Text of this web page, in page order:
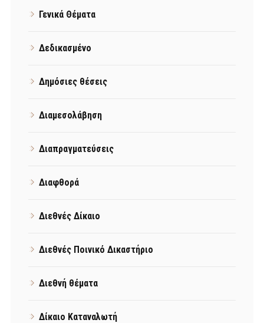
Γενικά Θέματα
Δεδικασμένο
Δημόσιες θέσεις
Διαμεσολάβηση
Διαπραγματεύσεις
Διαφθορά
Διεθνές Δίκαιο
Διεθνές Ποινικό Δικαστήριο
Διεθνή θέματα
Δίκαιο Καταναλωτή